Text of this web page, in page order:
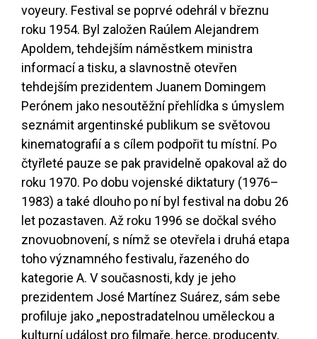
voyeury. Festival se poprvé odehrál v březnu
roku 1954. Byl založen Raúlem Alejandrem
Apoldem, tehdejším náměstkem ministra
informací a tisku, a slavnostně otevřen
tehdejším prezidentem Juanem Domingem
Perónem jako nesoutěžní přehlídka s úmyslem
seznámit argentinské publikum se světovou
kinematografií a s cílem podpořit tu místní. Po
čtyřleté pauze se pak pravidelně opakoval až do
roku 1970. Po dobu vojenské diktatury (1976–
1983) a také dlouho po ní byl festival na dobu 26
let pozastaven. Až roku 1996 se dočkal svého
znovuobnovení, s nímž se otevřela i druhá etapa
toho významného festivalu, řazeného do
kategorie A. V současnosti, kdy je jeho
prezidentem José Martínez Suárez, sám sebe
profiluje jako „nepostradatelnou uměleckou a
kulturní událost pro filmaře, herce, producenty,